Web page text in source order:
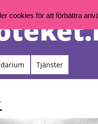
Tjänster
cookies för att förbättra